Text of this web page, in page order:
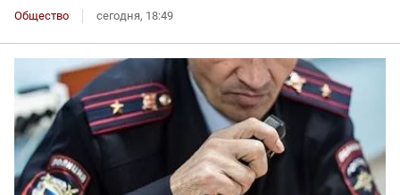
Общество сегодня, 18:49